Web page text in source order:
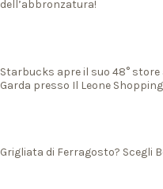
dell’abbronzatura!
Starbucks apre il suo 48° store
Garda presso Il Leone
Grigliata di Ferragosto? Scegli